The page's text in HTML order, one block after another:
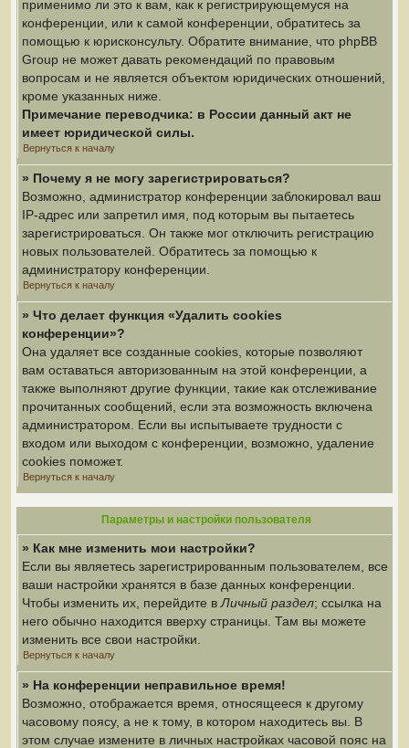
применимо ли это к вам, как к регистрирующемуся на
конференции, или к самой конференции, обратитесь за
помощью к юрисконсульту. Обратите внимание, что phpBB
Group не может давать рекомендаций по правовым
вопросам и не является объектом юридических отношений,
кроме указанных ниже.
Примечание переводчика: в России данный акт не
имеет юридической силы.
Вернуться к началу
» Почему я не могу зарегистрироваться?
Возможно, администратор конференции заблокировал ваш
IP-адрес или запретил имя, под которым вы пытаетесь
зарегистрироваться. Он также мог отключить регистрацию
новых пользователей. Обратитесь за помощью к
администратору конференции.
Вернуться к началу
» Что делает функция «Удалить cookies
конференции»?
Она удаляет все созданные cookies, которые позволяют
вам оставаться авторизованным на этой конференции, а
также выполняют другие функции, такие как отслеживание
прочитанных сообщений, если эта возможность включена
администратором. Если вы испытываете трудности с
входом или выходом с конференции, возможно, удаление
cookies поможет.
Вернуться к началу
Параметры и настройки пользователя
» Как мне изменить мои настройки?
Если вы являетесь зарегистрированным пользователем, все
ваши настройки хранятся в базе данных конференции.
Чтобы изменить их, перейдите в Личный раздел; ссылка на
него обычно находится вверху страницы. Там вы можете
изменить все свои настройки.
Вернуться к началу
» На конференции неправильное время!
Возможно, отображается время, относящееся к другому
часовому поясу, а не к тому, в котором находитесь вы. В
этом случае измените в личных настройках часовой пояс на